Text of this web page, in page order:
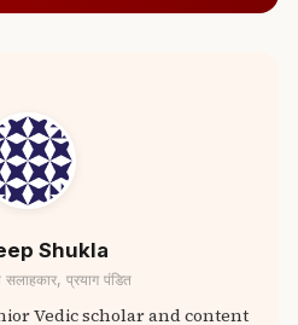
Shukla
सलाहकार, प्रयाग पंडित
Vedic scholar and content